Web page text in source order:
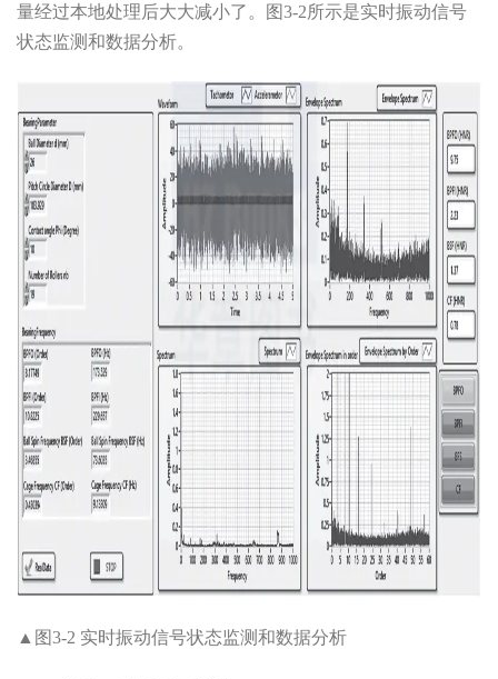
量经过本地处理后大大减小了。图3-2所示是实时振动信号
状态监测和数据分析。
▲图3-2 实时振动信号状态监测和数据分析